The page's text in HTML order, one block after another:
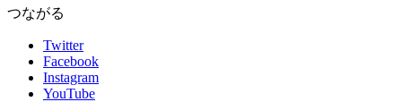
つながる
Twitter
Facebook
Instagram
YouTube